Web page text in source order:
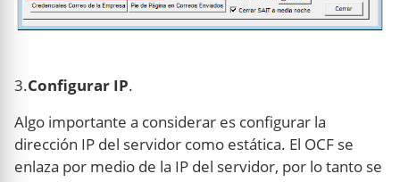
3.Configurar IP.
Algo importante a considerar es configurar la
dirección IP del servidor como estática. El OCF se
enlaza por medio de la IP del servidor, por lo tanto se